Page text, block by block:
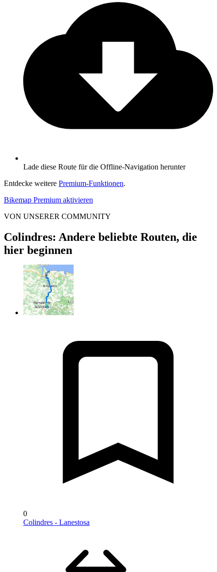
Lade diese Route für die Offline-Navigation herunter
Entdecke weitere Premium-Funktionen.
Bikemap Premium aktivieren
VON UNSERER COMMUNITY
Colindres: Andere beliebte Routen, die
hier beginnen
0
Colindres - Lanestosa